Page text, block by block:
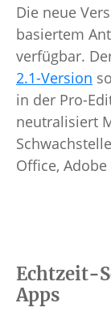
Die neue
basiertem
verfügbar.
2.1-Version
in der Pro-
neutralisiert
Office,
Echtzeit-
Apps